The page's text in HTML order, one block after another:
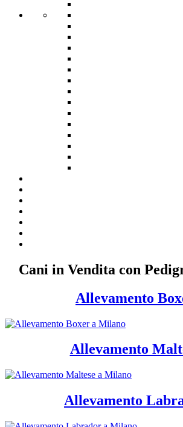
Cani in Vendita con
Allevamento
Allevamento
Allevamento